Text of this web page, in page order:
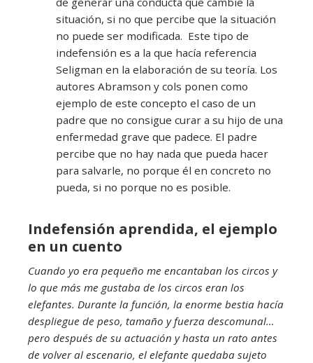
situación, si no que percibe que la situación
no puede ser modificada. Este tipo de
indefensión es a la que hacía referencia
Seligman en la elaboración de su teoría. Los
autores Abramson y cols ponen como
ejemplo de este concepto el caso de un
padre que no consigue curar a su hijo de una
enfermedad grave que padece. El padre
percibe que no hay nada que pueda hacer
para salvarle, no porque él en concreto no
pueda, si no porque no es posible.
Indefensión aprendida, el ejemplo
en un cuento
Cuando yo era pequeño me encantaban los circos y
lo que más me gustaba de los circos eran los
elefantes. Durante la función, la enorme bestia hacía
despliegue de peso, tamaño y fuerza descomunal…
pero después de su actuación y hasta un rato antes
de volver al escenario, el elefante quedaba sujeto